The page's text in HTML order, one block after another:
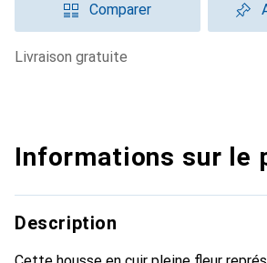
Comparer
livraison gratuite
Informations sur le
Description